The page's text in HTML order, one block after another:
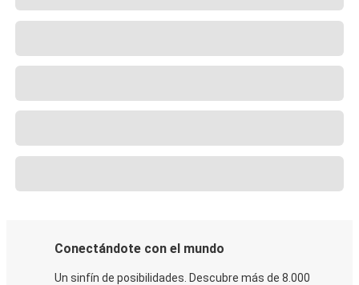
Conectándote con el mundo
Un sinfín de posibilidades. Descubre más de 8.000